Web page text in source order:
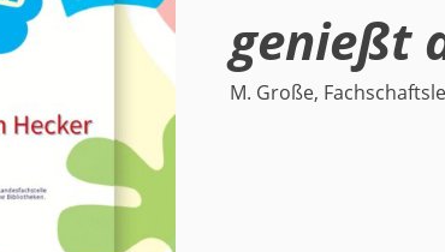
genießt
M. Große,